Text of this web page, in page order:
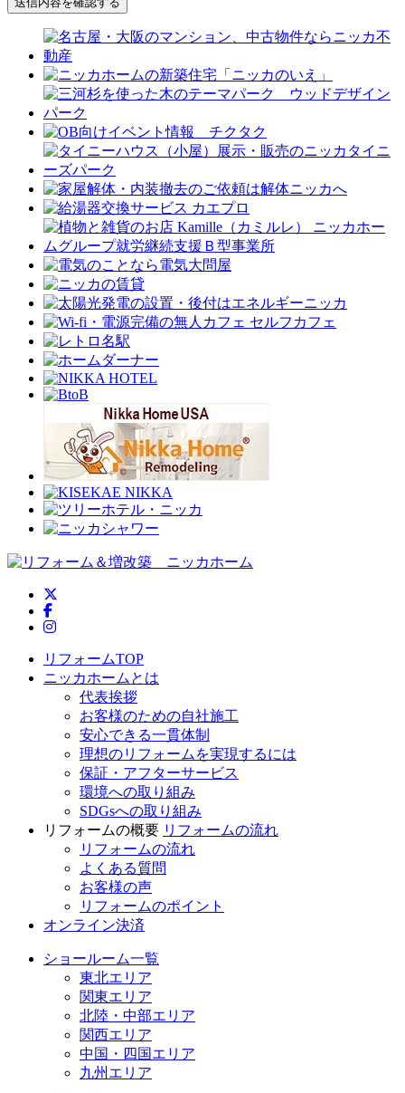
ニッカホーム公式Facebook
ニッカホーム公式Instagram
リフォームTOP
ニッカホームとは
代表挨拶
お客様のための自社施工
安心できる一貫体制
理想のリフォームを実現するには
保証・アフターサービス
環境への取り組み
SDGsへの取り組み
リフォームの概要 リフォームの流れ
リフォームの流れ
よくある質問
お客様の声
リフォームのポイント
オンライン決済
ショールーム一覧
東北エリア
関東エリア
北陸・中部エリア
関西エリア
中国・四国エリア
九州エリア